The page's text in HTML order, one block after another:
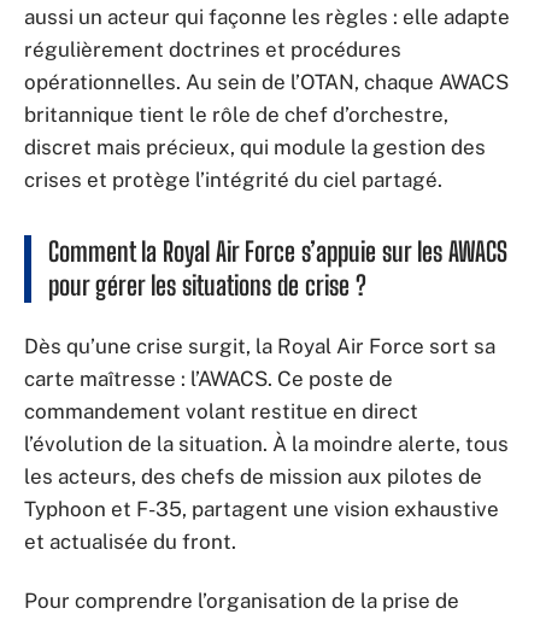
aussi un acteur qui façonne les règles : elle adapte
régulièrement doctrines et procédures
opérationnelles. Au sein de l’OTAN, chaque AWACS
britannique tient le rôle de chef d’orchestre,
discret mais précieux, qui module la gestion des
crises et protège l’intégrité du ciel partagé.
Comment la Royal Air Force s’appuie sur les AWACS
pour gérer les situations de crise ?
Dès qu’une crise surgit, la Royal Air Force sort sa
carte maîtresse : l’AWACS. Ce poste de
commandement volant restitue en direct
l’évolution de la situation. À la moindre alerte, tous
les acteurs, des chefs de mission aux pilotes de
Typhoon et F-35, partagent une vision exhaustive
et actualisée du front.
Pour comprendre l’organisation de la prise de